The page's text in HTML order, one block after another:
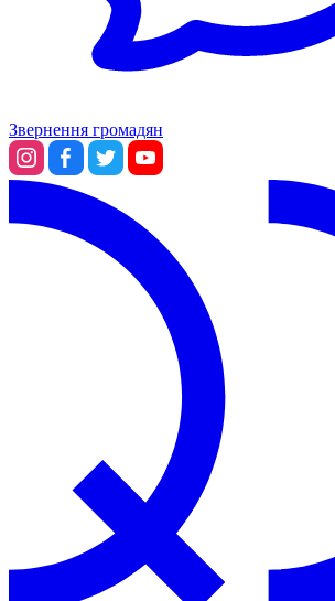
Звернення громадян